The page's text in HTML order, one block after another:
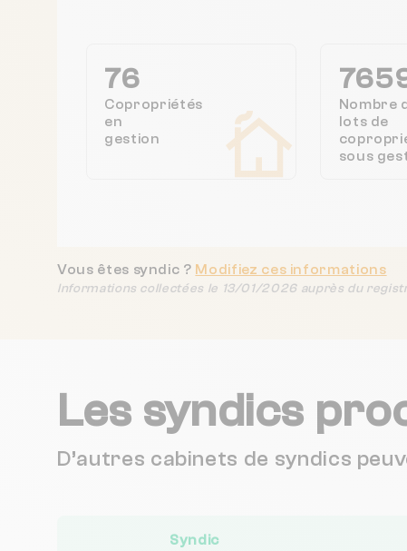
76
Copropriétés
en
gestion
Nombre
lots de
sous
Vous êtes syndic ? Modifiez ces informations
Informations collectées le 13/01/2026 auprès du
Les syndics
D’autres cabinets de syndics
Syndic